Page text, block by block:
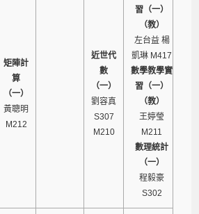
矩陣計
算
（一）
黃聰明
M212
近世代
數
（一）
劉容真
S307
M210
習（一）
（教）
左台益 楊
凱琳 M417
數學教學實
習（一）
（教）
王婷瑩
M211
數理統計
（一）
程毅豪
S302